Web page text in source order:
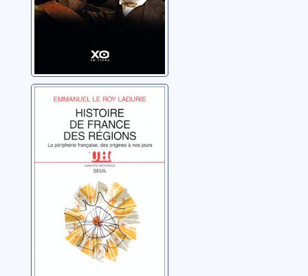
Histoire de
France des
régions: la
périphérie
française, des
origines à nos
jours
Le Roy Ladurie,
Emmanuel